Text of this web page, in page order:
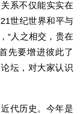
系不仅能实实在
世纪世界和平与
“人之相交，贵在
先要增进彼此了
坛，对大家认识
代历史。今年是